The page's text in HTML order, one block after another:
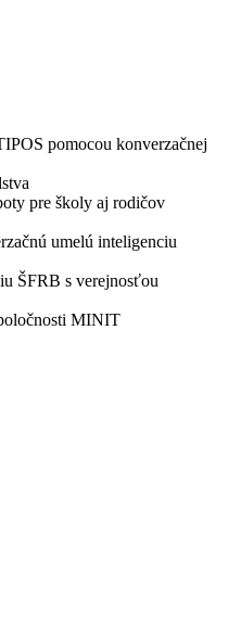
pomocou konverzačnej
pre školy aj rodičov
umelú inteligenciu
ŠFRB s verejnosťou
MINIT